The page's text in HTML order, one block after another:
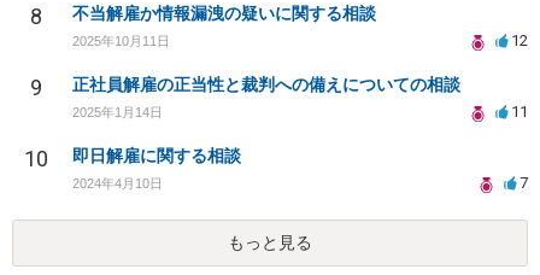
8 不当解雇か情報漏洩の疑いに関する相談
2025年10月11日 12
9 正社員解雇の正当性と裁判への備えについての相談
2025年1月14日 11
10 即日解雇に関する相談
2024年4月10日 7
もっと見る